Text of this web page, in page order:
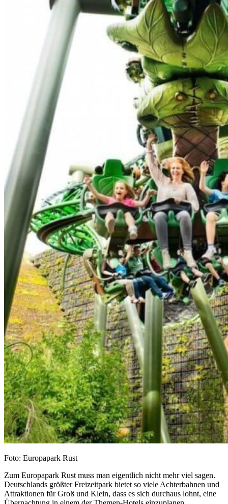
Foto: Europapark Rust
Zum Europapark Rust muss man eigentlich nicht mehr viel sagen.
Deutschlands größter Freizeitpark bietet so viele Achterbahnen und
Attraktionen für Groß und Klein, dass es sich durchaus lohnt, eine